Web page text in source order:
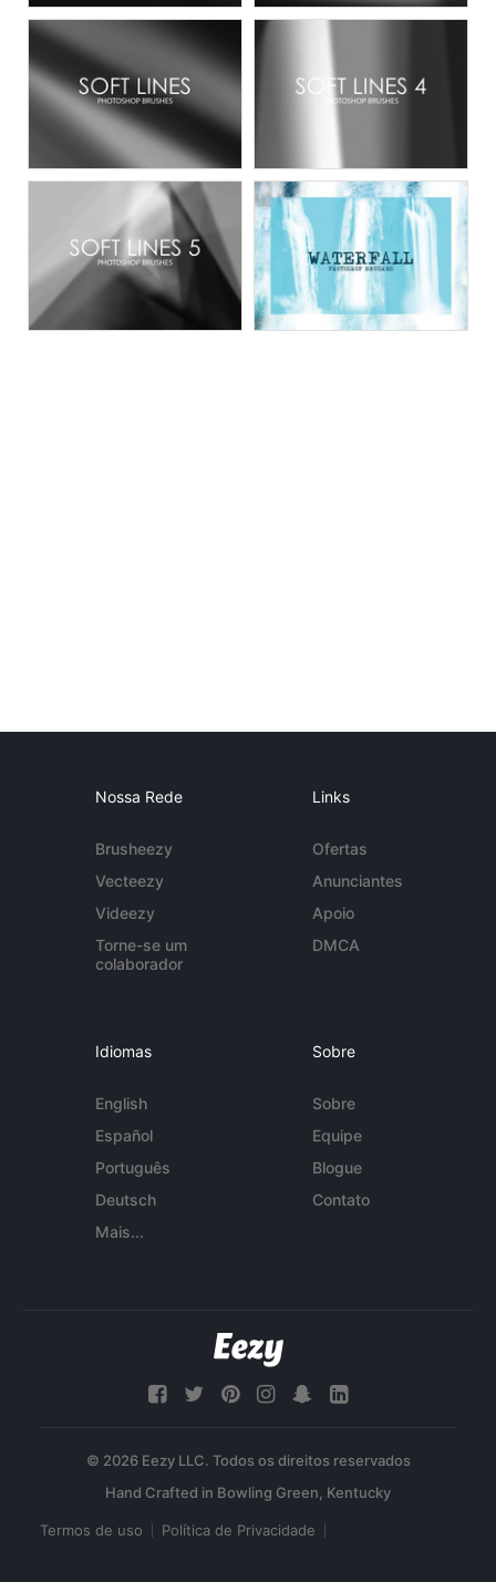
Nossa Rede
Brusheezy
Vecteezy
Videezy
Torne-se um
colaborador
Links
Ofertas
Anunciantes
Apoio
DMCA
Idiomas
English
Español
Português
Deutsch
Mais...
Sobre
Sobre
Equipe
Blogue
Contato
© 2026 Eezy LLC. Todos os direitos reservados
Termos de uso Política de Privacidade